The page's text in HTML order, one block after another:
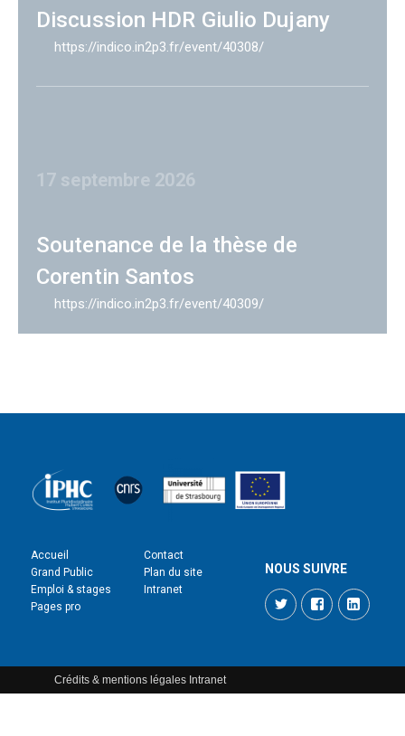
Discussion HDR Giulio Dujany
https://indico.in2p3.fr/event/40308/
17 septembre 2026
Soutenance de la thèse de
Corentin Santos
https://indico.in2p3.fr/event/40309/
Accueil
Grand Public
Emploi & stages
Pages pro
Contact
Plan du site
Intranet
NOUS SUIVRE
TwitterFacebook
Crédits & mentions légales Intranet